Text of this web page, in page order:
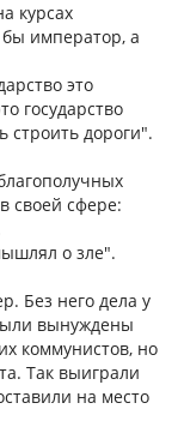
курсах
бы император, а
это
государство
строить дороги".
своей сфере:
о зле".
Без него дела у
вынуждены
коммунистов, но
Так выиграли
на место